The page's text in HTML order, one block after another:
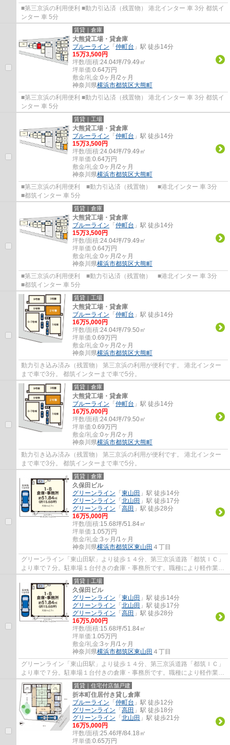
■第三京浜の利用便利 ■動力引込済（残置物） 港北インター 車 3分 都筑イ
ンター 車 5分
賃貸｜倉庫
大熊貸工場・貸倉庫
ブルーライン 「 仲町台 」駅 徒歩14分
15万3,500円
坪数/面積:24.04坪/79.49㎡
坪単価:0.64万円
敷金/礼金:0ヶ月/2ヶ月
神奈川県横浜市都筑区大熊町
■第三京浜の利用便利 ■動力引込済（残置物） 港北インター 車 3分 都筑イ
ンター 車 5分
賃貸｜工場
大熊貸工場・貸倉庫
ブルーライン 「 仲町台 」駅 徒歩14分
15万3,500円
坪数/面積:24.04坪/79.49㎡
坪単価:0.64万円
敷金/礼金:0ヶ月/2ヶ月
神奈川県横浜市都筑区大熊町
■第三京浜の利用便利 ■動力引込済（残置物） ■港北インター 車 3分
■都筑インター 車 5分
賃貸｜倉庫
大熊貸工場・貸倉庫
ブルーライン 「 仲町台 」駅 徒歩14分
15万3,500円
坪数/面積:24.04坪/79.49㎡
坪単価:0.64万円
敷金/礼金:0ヶ月/2ヶ月
神奈川県横浜市都筑区大熊町
■第三京浜の利用便利 ■動力引込済（残置物） ■港北インター 車 3分
■都筑インター 車 5分
賃貸｜工場
大熊貸工場・貸倉庫
ブルーライン 「 仲町台 」駅 徒歩14分
16万5,000円
坪数/面積:24.04坪/79.50㎡
坪単価:0.69万円
敷金/礼金:0ヶ月/2ヶ月
神奈川県横浜市都筑区大熊町
動力引き込み済み（残置物） 第三京浜の利用が便利です。 港北インター
まで車で3分。 都筑インターまで車で5分。
賃貸｜倉庫
大熊貸工場・貸倉庫
ブルーライン 「 仲町台 」駅 徒歩14分
16万5,000円
坪数/面積:24.04坪/79.50㎡
坪単価:0.69万円
敷金/礼金:0ヶ月/2ヶ月
神奈川県横浜市都筑区大熊町
動力引き込み済み（残置物） 第三京浜の利用が便利です。 港北インター
まで車で3分。 都筑インターまで車で5分。
賃貸｜倉庫
久保田ビル
グリーンライン 「 東山田 」駅 徒歩14分
グリーンライン 「 北山田 」駅 徒歩17分
グリーンライン 「 高田 」駅 徒歩28分
16万5,000円
坪数/面積:15.68坪/51.84㎡
坪単価:1.05万円
敷金/礼金:3ヶ月/1ヶ月
神奈川県横浜市都筑区東山田 ４丁目
グリーンライン「東山田駅」より徒歩１４分、第三京浜道路「都筑ＩＣ」
より車で７分。駐車場１台付きの倉庫・事務所です。職種により軽作業も
可。職種ご相談ください。
賃貸｜工場
久保田ビル
グリーンライン 「 東山田 」駅 徒歩14分
グリーンライン 「 北山田 」駅 徒歩17分
グリーンライン 「 高田 」駅 徒歩28分
16万5,000円
坪数/面積:15.68坪/51.84㎡
坪単価:1.05万円
敷金/礼金:3ヶ月/1ヶ月
神奈川県横浜市都筑区東山田 ４丁目
グリーンライン「東山田駅」より徒歩１４分、第三京浜道路「都筑ＩＣ」
より車で７分。駐車場１台付きの倉庫・事務所です。職種により軽作業も
可。職種ご相談ください。
賃貸｜住宅付店舗戸建
折本町住居付き貸し倉庫
ブルーライン 「 仲町台 」駅 徒歩12分
グリーンライン 「 高田 」駅 徒歩18分
グリーンライン 「 北山田 」駅 徒歩21分
16万5,000円
坪数/面積:25.46坪/84.18㎡
坪単価:0.65万円